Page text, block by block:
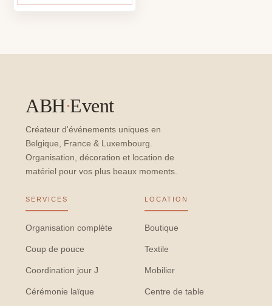
ABH·Event
Créateur d'événements uniques en
Belgique, France & Luxembourg.
Organisation, décoration et location de
matériel pour vos plus beaux moments.
SERVICES
Organisation complète
Coup de pouce
Coordination jour J
Cérémonie laïque
LOCATION
Boutique
Textile
Mobilier
Centre de table